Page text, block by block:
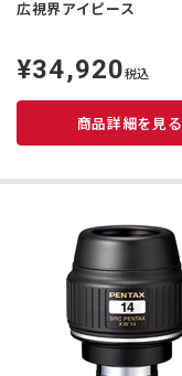
広視界アイピース
定
価
¥34,920税込
商品詳細を見る